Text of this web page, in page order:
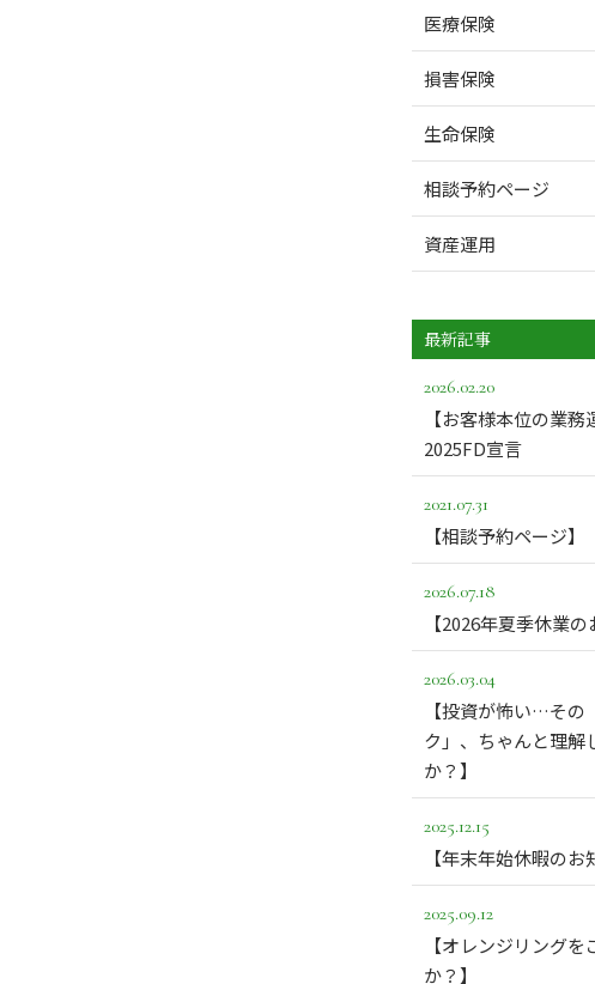
医療保険
損害保険
生命保険
相談予約ページ
資産運用
最新記事
2026.02.20
【お客様本位の業務
2025FD宣言
2021.07.31
【相談予約ページ】
2026.07.18
【2026年夏季休業の
2026.03.04
【投資が怖い…その
ク」、ちゃんと理解
か？】
2025.12.15
【年末年始休暇のお
2025.09.12
【オレンジリング
か？】